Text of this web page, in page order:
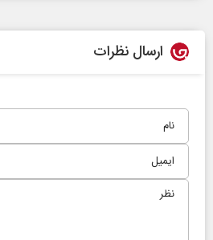
ارسال نظرات